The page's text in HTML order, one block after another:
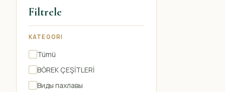
Filtrele
KATEGORI
Tümü
BÖREK ÇEŞİTLERİ
Виды пахлавы